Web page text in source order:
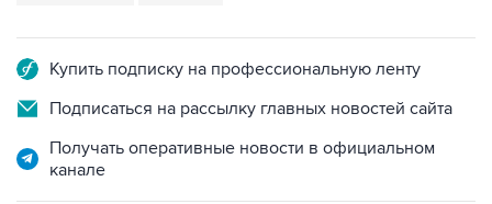
Подписаться на рассылку главных новостей сайта
Получать оперативные новости в официальном